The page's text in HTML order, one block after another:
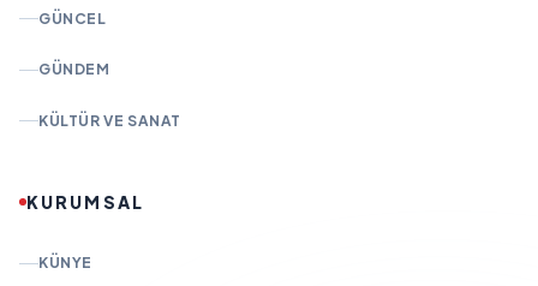
GÜNCEL
GÜNDEM
KÜLTÜR VE SANAT
KURUMSAL
KÜNYE